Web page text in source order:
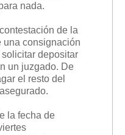
nada.
de la
una consignación
depositar
un juzgado. De
el resto del
la fecha de